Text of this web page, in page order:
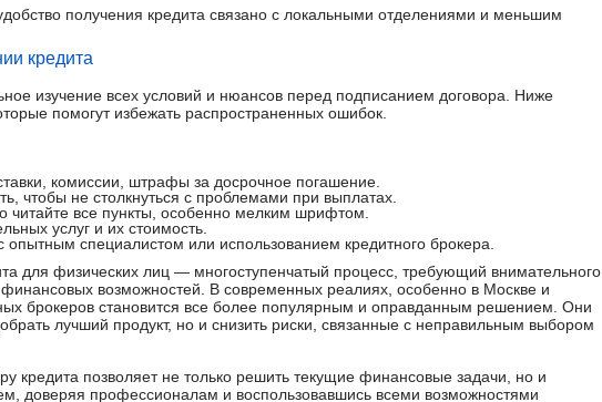
получения кредита связано с локальными отделениями и меньшим
кредита
изучение всех условий и нюансов перед подписанием договора. Ниже
помогут избежать распространенных ошибок.
комиссии, штрафы за досрочное погашение.
чтобы не столкнуться с проблемами при выплатах.
читайте все пункты, особенно мелким шрифтом.
услуг и их стоимость.
опытным специалистом или использованием кредитного брокера.
для физических лиц — многоступенчатый процесс, требующий внимательного
возможностей. В современных реалиях, особенно в Москве и
брокеров становится все более популярным и оправданным решением. Они
лучший продукт, но и снизить риски, связанные с неправильным выбором
кредита позволяет не только решить текущие финансовые задачи, но и
доверяя профессионалам и воспользовавшись всеми возможностями